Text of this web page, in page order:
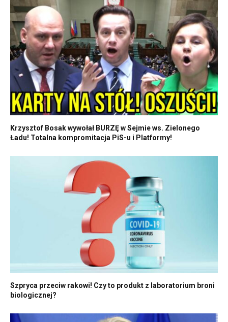
Krzysztof Bosak wywołał BURZĘ w Sejmie ws. Zielonego
Ładu! Totalna kompromitacja PiS-u i Platformy!
Szpryca przeciw rakowi! Czy to produkt z laboratorium broni
biologicznej?